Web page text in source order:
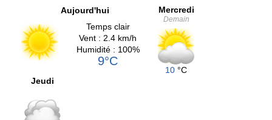
Aujourd'hui
Temps clair
Vent : 2.4 km/h
Humidité : 100%
9°C
Mercredi
Demain
10 °C
Jeudi